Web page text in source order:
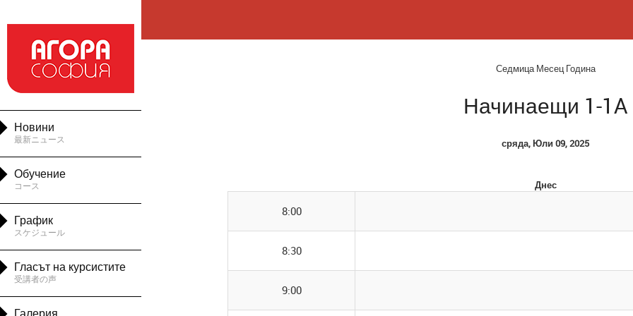
Новини
最新ニュース
Обучение
コース
График
スケジュール
Гласът на курсистите
受講者の声
СедмицаМесецГодина
Начинаещи 1-1A
сряда, Юли 09, 2025
Днес
8:00
8:30
9:00